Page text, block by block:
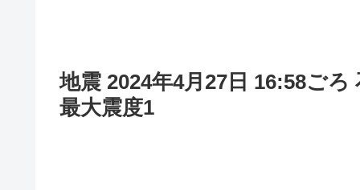
地震 2024年4月27日 16:58ご
最大震度1